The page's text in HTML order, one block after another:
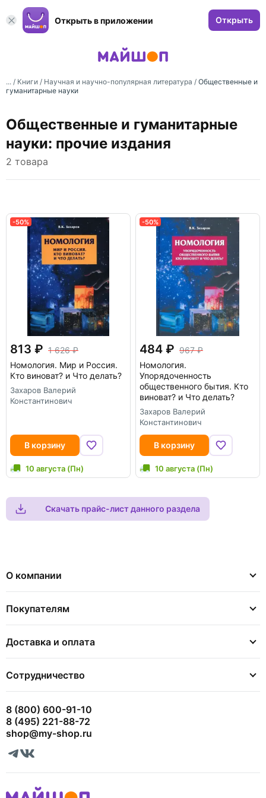
Открыть в приложении Открыть
... / Книги / Научная и научно-популярная литература / Общественные и
гуманитарные науки
Общественные и гуманитарные
науки: прочие издания
2 товара
-50%
813
1 626
Номология. Мир и Россия.
Кто виноват? и Что делать?
Захаров Валерий
Константинович
В корзину
10 августа (Пн)
-50%
484
967
Номология.
Упорядоченность
общественного бытия. Кто
виноват? и Что делать?
Захаров Валерий
Константинович
В корзину
10 августа (Пн)
Скачать прайс-лист данного раздела
О компании
Покупателям
Доставка и оплата
Сотрудничество
8 (800) 600-91-10
8 (495) 221-88-72
shop@my-shop.ru